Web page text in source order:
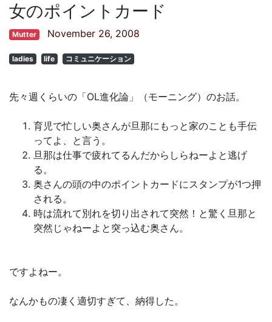
女のポイントカード
Mutter November 26, 2008
ladies life コミュニケーション
先々週くらいの「OL進化論」（モーニング）のお話。
育児で忙しい奥さんが旦那にもっと家のことも手伝
ってよ、と言う。
旦那は仕事で疲れてるんだからしらねーよと逃げ
る。
奥さんの頭の中のポイントカードにスタンプが1つ押
される。
時は流れて別れを切り出されて突然！と驚く旦那と
突然じゃねーよと突っ込む奥さん。
ですよねー。
なんかもの凄く適切すぎて、納得した。